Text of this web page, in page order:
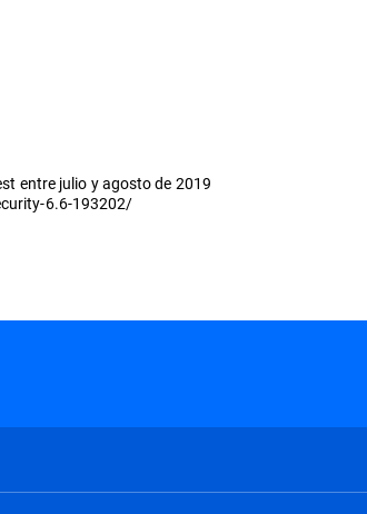
entre julio y agosto de 2019
6.6-193202/